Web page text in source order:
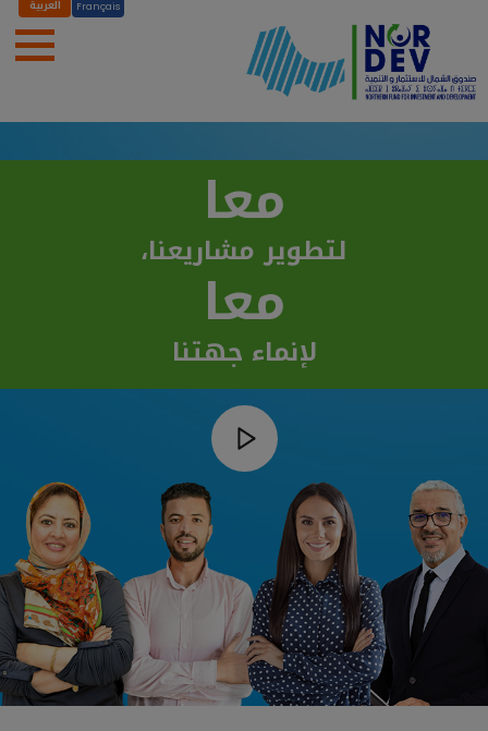
العربية Français
معا
لتطوير مشاريعنا،
معا
لإنماء جهتنا